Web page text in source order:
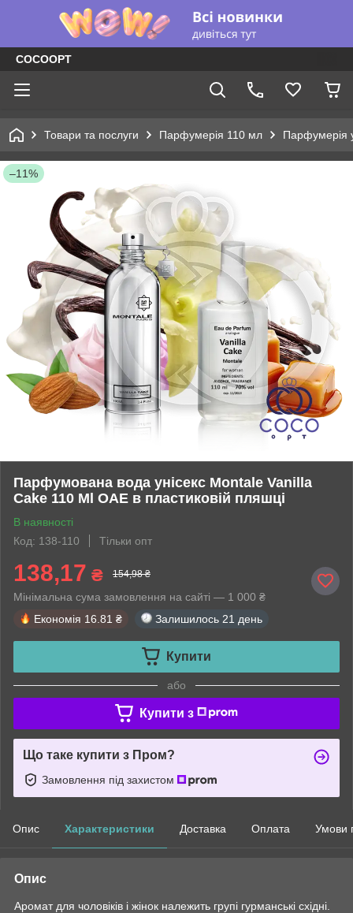
COCOOPT
Товари та послуги Парфумерія 110 мл Парфумерія
–11%
Парфумована вода унісекс Montale Vanilla
Cake 110 Ml ОАЕ в пластиковій пляшці
В наявності
Код: 138-110
Тільки опт
138,17 ₴ 154,98 ₴
Мінімальна сума замовлення на сайті — 1 000 ₴
Економія 16.81 ₴ Залишилось 21 день
Купити
або
Купити з
Що таке купити з Пром?
Замовлення під захистом
Опис Характеристики Доставка Оплата Умови
Опис
Аромат для чоловіків і жінок належить групі гурманські східні.